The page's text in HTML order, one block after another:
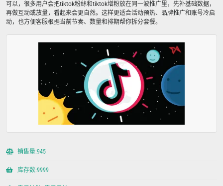
可以，很多用户会把tiktok粉絲和tiktok增粉放在同一波推广里，先补基础数据，
再做互动或放量，看起来会更自然。这样更适合活动预热、品牌推广和账号冷启
动，也方便客服根据当前节奏、数量和排期帮你拆分套餐。
销售量:945
库存数:9999